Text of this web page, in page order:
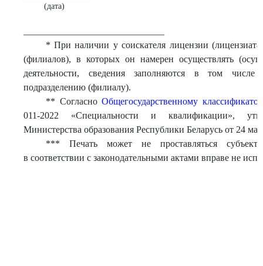
(дата)
* При наличии у соискателя лицензии
(филиалов), в которых он намерен осуществлять
деятельности, сведения заполняются в том
подразделению (филиалу).
** СогласноОбщегосударственному
011-2022 «Специальности и квалификации»,
Министерства образования Республики Беларусь от 24
*** Печать может не проставляться
в соответствии с законодательными актами вправе не